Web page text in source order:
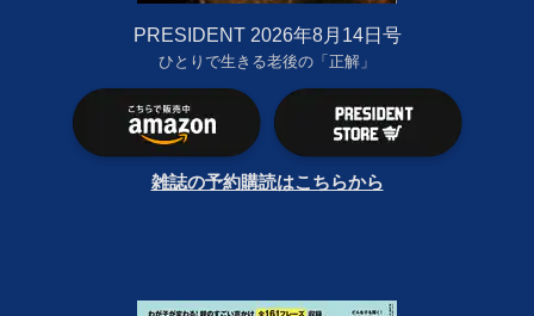
PRESIDENT 2026年8月14日号
ひとりで生きる老後の「正解」
雑誌の予約購読はこちらから